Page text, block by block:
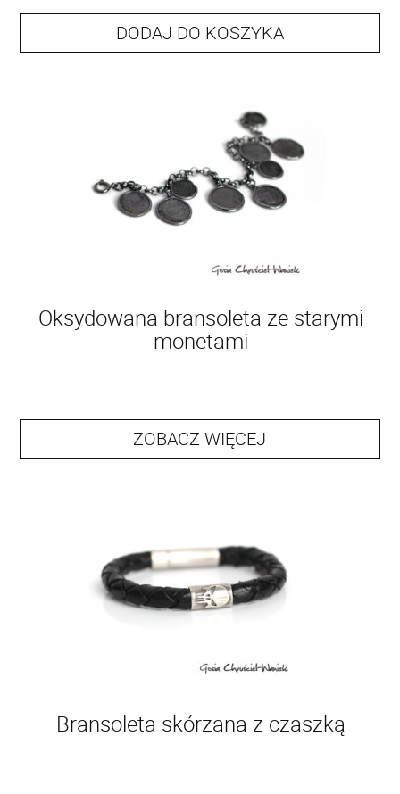
DODAJ DO KOSZYKA
Oksydowana bransoleta ze starymi
monetami
ZOBACZ WIĘCEJ
Bransoleta skórzana z czaszką